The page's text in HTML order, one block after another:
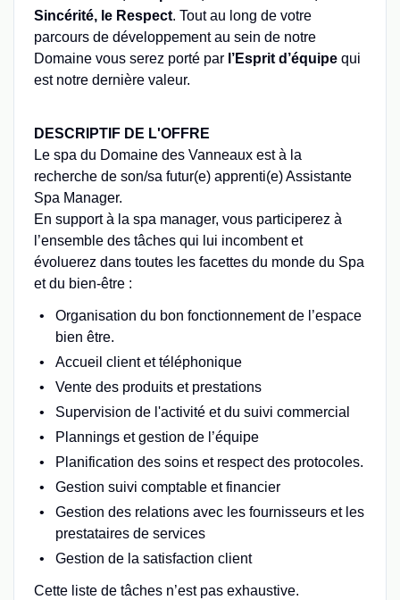
Sincérité, le Respect. Tout au long de votre
parcours de développement au sein de notre
Domaine vous serez porté par l’Esprit d’équipequi
est notre dernière valeur.
DESCRIPTIF DE L'OFFRE
Le spa du Domaine des Vanneaux est à la
recherche de son/sa futur(e) apprenti(e) Assistante
Spa Manager.
En support à la spa manager, vous participerez à
l’ensemble des tâches qui lui incombent et
évoluerez dans toutes les facettes du monde du Spa
et du bien-être :
Organisation du bon fonctionnement de l’espace
bien être.
Accueil client et téléphonique
Vente des produits et prestations
Supervision de l'activité et du suivi commercial
Plannings et gestion de l’équipe
Planification des soins et respect des protocoles.
Gestion suivi comptable et financier
Gestion des relations avec les fournisseurs et les
prestataires de services
Gestion de la satisfaction client
Cette liste de tâches n’est pas exhaustive.